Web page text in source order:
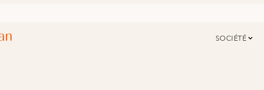
SOCIÉTÉ